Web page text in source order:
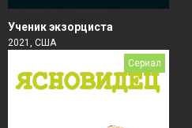
Ученик экзорциста
2021, США
Сериал